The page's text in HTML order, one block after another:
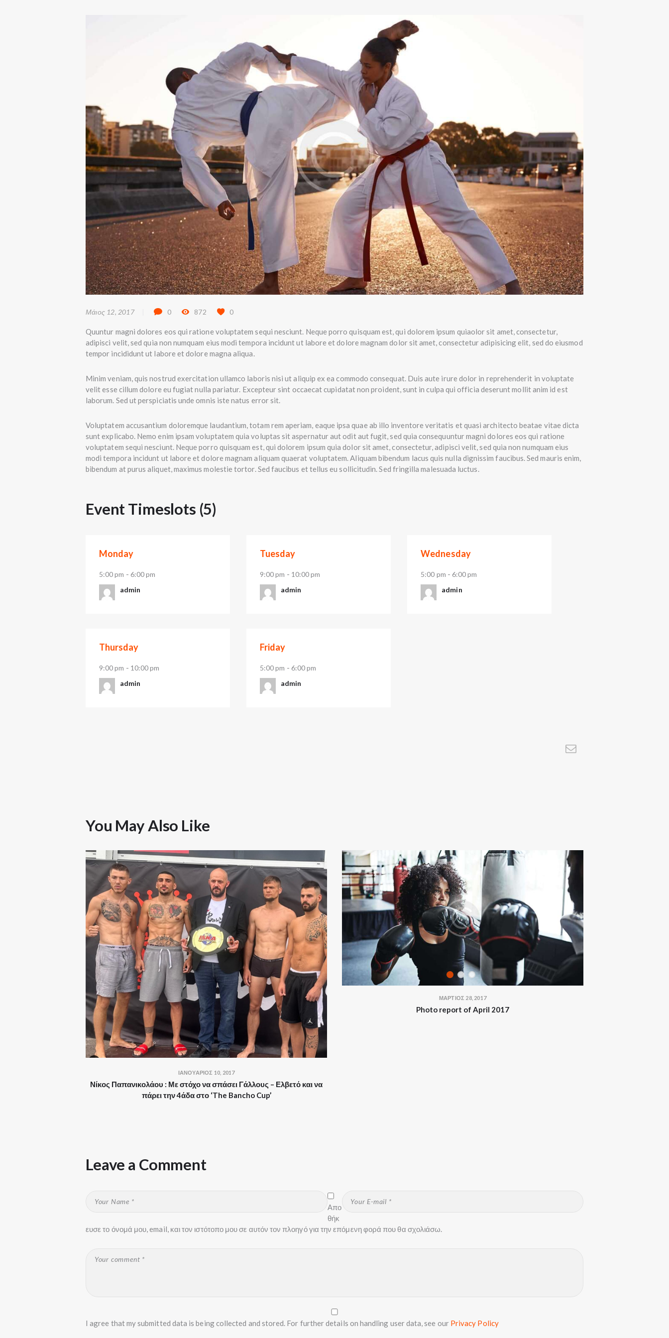
Μάιος 12, 2017 0 872 0
Quuntur magni dolores eos qui ratione voluptatem sequi nesciunt. Neque porro quisquam est, qui dolorem ipsum quiaolor sit amet, consectetur,
adipisci velit, sed quia non numquam eius modi tempora incidunt ut labore et dolore magnam dolor sit amet, consectetur adipisicing elit, sed do eiusmod
tempor incididunt ut labore et dolore magna aliqua.
Minim veniam, quis nostrud exercitation ullamco laboris nisi ut aliquip ex ea commodo consequat. Duis aute irure dolor in reprehenderit in voluptate
velit esse cillum dolore eu fugiat nulla pariatur. Excepteur sint occaecat cupidatat non proident, sunt in culpa qui officia deserunt mollit anim id est
laborum. Sed ut perspiciatis unde omnis iste natus error sit.
Voluptatem accusantium doloremque laudantium, totam rem aperiam, eaque ipsa quae ab illo inventore veritatis et quasi architecto beatae vitae dicta
sunt explicabo. Nemo enim ipsam voluptatem quia voluptas sit aspernatur aut odit aut fugit, sed quia consequuntur magni dolores eos qui ratione
voluptatem sequi nesciunt. Neque porro quisquam est, qui dolorem ipsum quia dolor sit amet, consectetur, adipisci velit, sed quia non numquam eius
modi tempora incidunt ut labore et dolore magnam aliquam quaerat voluptatem. Aliquam bibendum lacus quis nulla dignissim faucibus. Sed mauris enim,
bibendum at purus aliquet, maximus molestie tortor. Sed faucibus et tellus eu sollicitudin. Sed fringilla malesuada luctus.
Event Timeslots (5)
Monday
5:00 pm - 6:00 pm
admin
Tuesday
9:00 pm - 10:00 pm
admin
Wednesday
5:00 pm - 6:00 pm
admin
Thursday
9:00 pm - 10:00 pm
admin
Friday
5:00 pm - 6:00 pm
admin
You May Also Like
ΙΑΝΟΥΆΡΙΟΣ 10, 2017
Νίκος Παπανικολάου : Με στόχο να σπάσει Γάλλους – Ελβετό και να
πάρει την 4άδα στο ‘The Bancho Cup’
ΜΆΡΤΙΟΣ 28, 2017
Photo report of April 2017
Leave a Comment
Απο
θήκ
ευσε το όνομά μου, email, και τον ιστότοπο μου σε αυτόν τον πλοηγό για την επόμενη φορά που θα σχολιάσω.
I agree that my submitted data is being collected and stored. For further details on handling user data, see our Privacy Policy